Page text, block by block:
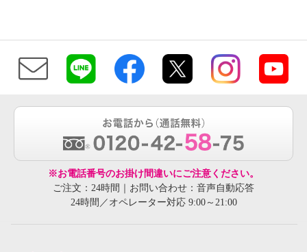
※お電話番号のお掛け間違いにご注意ください。
ご注文：24時間｜お問い合わせ：音声自動応答
24時間／オペレーター対応 9:00～21:00